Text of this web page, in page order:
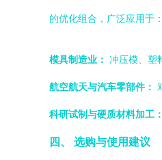
的优化组合，广泛应用于：
模具制造业： 冲压模、塑
航空航天与汽车零部件：
科研试制与硬质材料加工：
四、 选购与使用建议